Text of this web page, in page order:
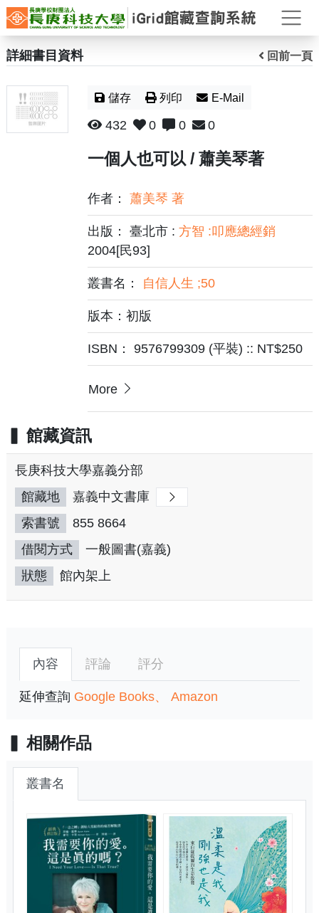
打
詳細書目資料 回前一頁
儲存 列印 E-Mail
432 0 0 0
一個人也可以 / 蕭美琴著
作者：蕭美琴 著
出版： 臺北市 :方智 :叩應總經銷
2004[民93]
叢書名： 自信人生 ;50
版本：初版
ISBN： 9576799309 (平裝) :: NT$250
More
館藏資訊
長庚科技大學嘉義分部
館藏地
嘉義中文書庫
索書號
855 8664
借閱方式
一般圖書(嘉義)
狀態
館內架上
內容 評論 評分
延伸查詢 Google Books Amazon
相關作品
叢書名